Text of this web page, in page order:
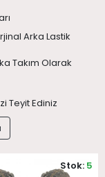
Arka Lastik
Takım Olarak
Teyit Ediniz
Stok: 5